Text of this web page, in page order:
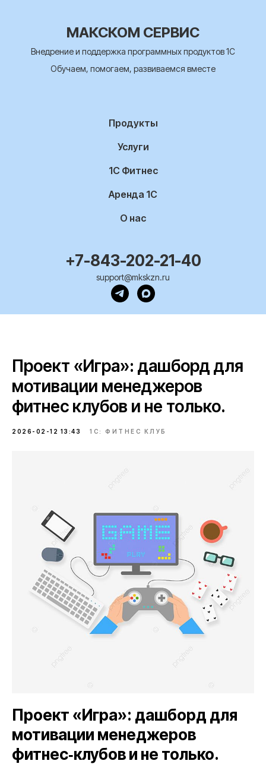
МАКСКОМ СЕРВИС
Внедрение и поддержка программных продуктов 1С
Обучаем, помогаем, развиваемся вместе
Продукты
Услуги
1С Фитнес
Аренда 1С
О нас
+7-843-202-21-40
support@mkskzn.ru
Проект «Игра»: дашборд для
мотивации менеджеров
фитнес клубов и не только.
2026-02-12 13:43 1С: ФИТНЕС КЛУБ
Проект «Игра»: дашборд для
мотивации менеджеров
фитнес‑клубов и не только.